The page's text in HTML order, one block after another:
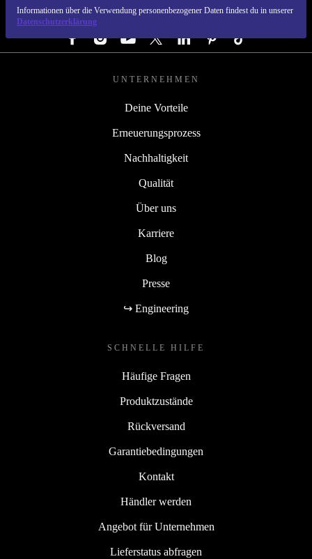
Informationen über die Verwendung personenbezogener Daten findest du in unserer
Datenschutzerklärung
FOLGE UNS
UNTERNEHMEN
Deine Vorteile
Erneuerungsprozess
Nachhaltigkeit
Qualität
Über uns
Karriere
Blog
Presse
↪ Engineering
SCHNELLE HILFE
Häufige Fragen
Produktzustände
Rückversand
Garantiebedingungen
Kontakt
Händler werden
Angebot für Unternehmen
Lieferstatus abfragen